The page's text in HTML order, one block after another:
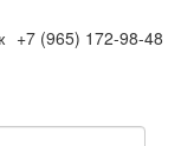
+7 (965) 172-98-48